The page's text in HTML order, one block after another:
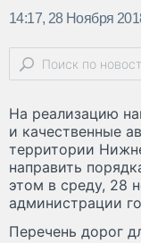
14:17, 28 Ноября
На реализацию
и качественные
территории
направить
этом в среду, 28
администрации
Перечень дорог